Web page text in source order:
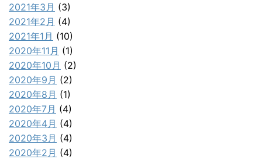
2021年3月 (3)
2021年2月 (4)
2021年1月 (10)
2020年11月 (1)
2020年10月 (2)
2020年9月 (2)
2020年8月 (1)
2020年7月 (4)
2020年4月 (4)
2020年3月 (4)
2020年2月 (4)